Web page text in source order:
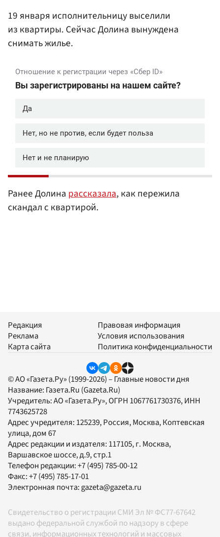
19 января исполнительницу выселили
из квартиры. Сейчас Долина вынуждена
снимать жилье.
Ранее Долина рассказала, как пережила
скандал с квартирой.
Редакция
Реклама
Карта сайта
Правовая информация
Условия использования
Политика конфиденциальности
© АО «Газета.Ру» (1999-2026) – Главные новости дня
Название: Газета.Ru (Gazeta.Ru)
Учредитель:АО «Газета.Ру», ОГРН 1067761730376, ИНН
7743625728
Адрес учредителя: 125239, Россия, Москва, Коптевская
улица, дом 67
Адрес редакции и издателя: 117105, г. Москва,
Варшавское шоссе, д.9, стр.1
Телефон редакции:+7 (495) 785-00-12
Факс:+7 (495) 785-17-01
Электронная почта: gazeta@gazeta.ru
Свидетельство о регистрации СМИ Эл № ФС77-67642
выдано федеральной службой по надзору в сфере
связи, информационных технологий и массовых